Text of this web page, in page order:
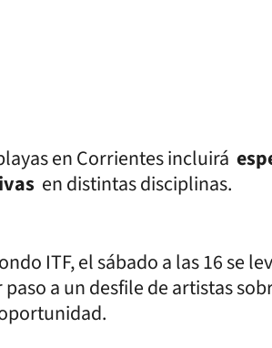
en Corrientes incluirá
en distintas disciplinas.
ITF, el sábado a las 16 se
a un desfile de artistas